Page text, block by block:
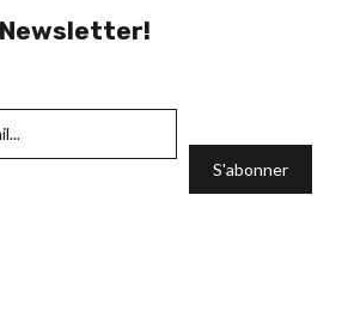
Newsletter!